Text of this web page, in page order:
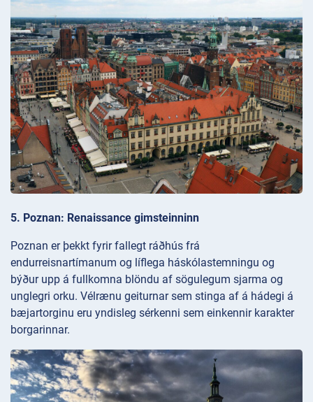
5. Poznan: Renaissance gimsteinninn
Poznan er þekkt fyrir fallegt ráðhús frá
endurreisnartímanum og líflega háskólastemningu og
býður upp á fullkomna blöndu af sögulegum sjarma og
unglegri orku. Vélrænu geiturnar sem stinga af á hádegi á
bæjartorginu eru yndisleg sérkenni sem einkennir karakter
borgarinnar.